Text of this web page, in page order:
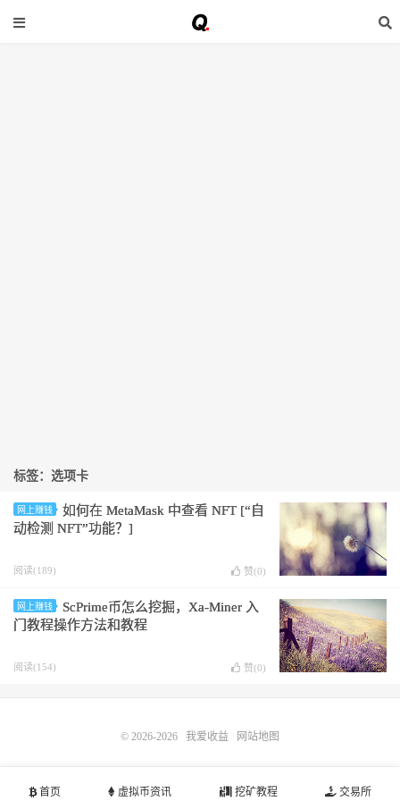
标签：选项卡
网上赚钱
如何在 MetaMask 中查看 NFT [“自
动检测 NFT”功能？]
阅读(189) 赞(0)
网上赚钱
ScPrime币怎么挖掘，Xa-Miner 入
门教程操作方法和教程
阅读(154) 赞(0)
首页 虚拟币资讯 挖矿教程 交易所
© 2026-2026 我爱收益 网站地图